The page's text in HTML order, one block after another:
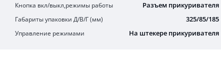
Кнопка вкл/выкл,режимы работы Разъем прикуривателя
Габариты упаковки Д/В/Г (мм) 325/85/185
Управление режимами На штекере прикуривателя